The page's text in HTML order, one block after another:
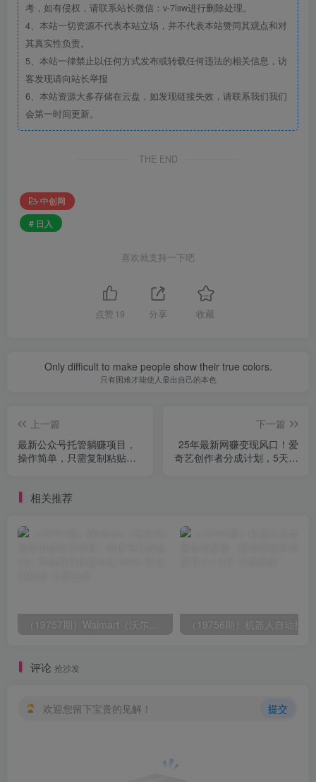
考，如有侵权，请联系站长微信：v-7lsw进行删除处理。
4、本站一切资源不代表本站立场，并不代表本站赞同其观点和对
其真实性负责。
5、本站一律禁止以任何方式发布或转载任何违法的相关信息，访
客发现请向站长举报
6、本站资源大多存储在云盘，如发现链接失效，请联系我们我们
会第一时间更新。
THE END
中创网
# 日入
喜欢就支持一下吧
点赞 19 分享 收藏
Only difficult to make people show their true colors.
只有困难才能使人显出自己的本色
上一篇
最新公众号托管躺赚项目，
操作简单，只需复制粘贴，
下一篇
25年最新网赚变现风口！爱
奇艺创作者分成计划，5天速
相关推荐
评论 抢沙发
欢迎您留下宝贵的见解！ 提交